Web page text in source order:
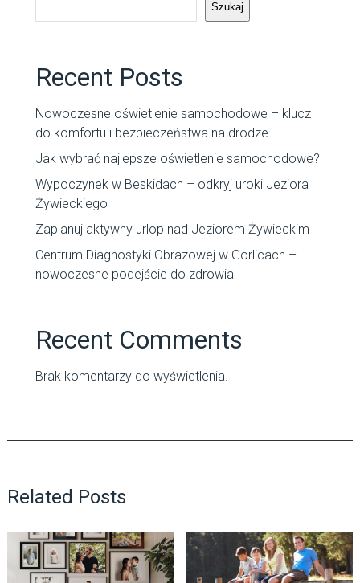
Szukaj
Recent Posts
Nowoczesne oświetlenie samochodowe – klucz
do komfortu i bezpieczeństwa na drodze
Jak wybrać najlepsze oświetlenie samochodowe?
Wypoczynek w Beskidach – odkryj uroki Jeziora
Żywieckiego
Zaplanuj aktywny urlop nad Jeziorem Żywieckim
Centrum Diagnostyki Obrazowej w Gorlicach –
nowoczesne podejście do zdrowia
Recent Comments
Brak komentarzy do wyświetlenia.
Related Posts